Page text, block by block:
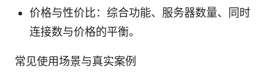
价格与性价比：综合功能、服务器数量、同时
连接数与价格的平衡。
常见使用场景与真实案例